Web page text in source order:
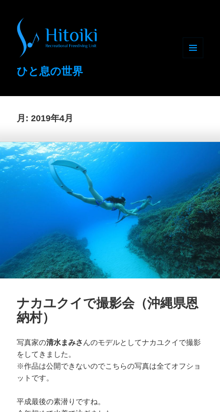
ひと息の世界
月:2019年4月
ナカユクイで撮影会（沖縄県恩
納村）
写真家の清水まみさ んのモデルとしてナカユクイで撮影
をしてきました。
※作品は公開できないのでこちらの写真は全てオフショ
ットです。
平成最後の素潜りですね。